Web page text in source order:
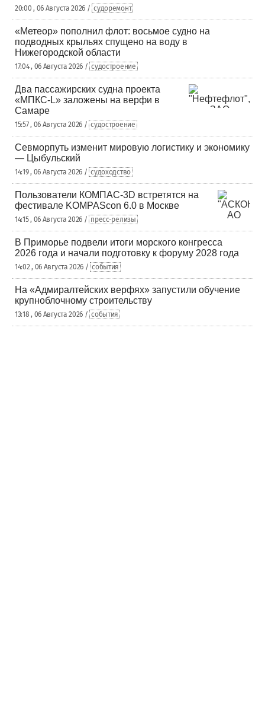
20:00 , 06 Августа 2026 / судоремонт
«Метеор» пополнил флот: восьмое судно на
подводных крыльях спущено на воду в
Нижегородской области
17:04 , 06 Августа 2026 / судостроение
Два пассажирских судна проекта
«МПКС-L» заложены на верфи в
Самаре
15:57 , 06 Августа 2026 / судостроение
Севморпуть изменит мировую логистику и экономику
— Цыбульский
14:19 , 06 Августа 2026 / судоходство
Пользователи КОМПАС-3D встретятся на
фестивале KOMPAScon 6.0 в Москве
14:15 , 06 Августа 2026 / пресс-релизы
В Приморье подвели итоги морского конгресса
2026 года и начали подготовку к форуму 2028 года
14:02 , 06 Августа 2026 / события
На «Адмиралтейских верфях» запустили обучение
крупноблочному строительству
13:18 , 06 Августа 2026 / события